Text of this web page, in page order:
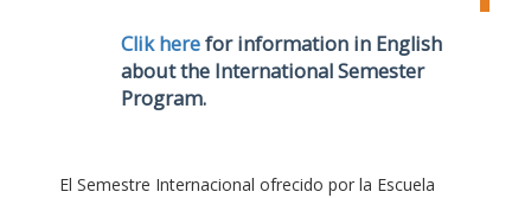
Clik herefor information in English
about the International Semester
Program.
El Semestre Internacional ofrecido por la Escuela